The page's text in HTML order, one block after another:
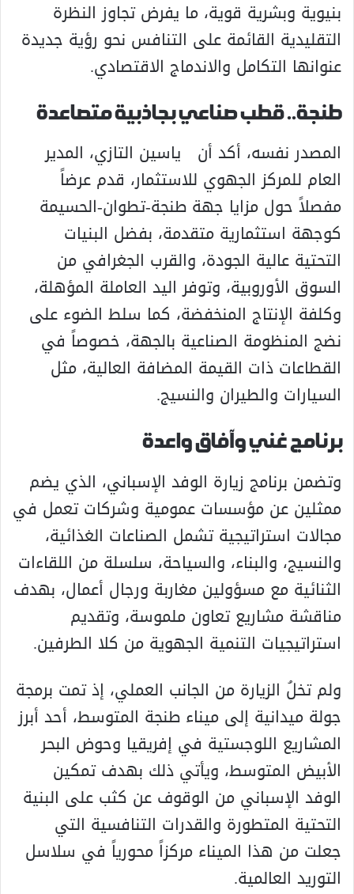
بنيوية وبشرية قوية، ما يفرض تجاوز النظرة
التقليدية القائمة على التنافس نحو رؤية جديدة
عنوانها التكامل والاندماج الاقتصادي.
طنجة.. قطب صناعي بجاذبية متصاعدة
المصدر نفسه، أكد أن ياسين التازي، المدير
العام للمركز الجهوي للاستثمار، قدم عرضاً
مفصلاً حول مزايا جهة طنجة-تطوان-الحسيمة
كوجهة استثمارية متقدمة، بفضل البنيات
التحتية عالية الجودة، والقرب الجغرافي من
السوق الأوروبية، وتوفر اليد العاملة المؤهلة،
وكلفة الإنتاج المنخفضة، كما سلط الضوء على
نضج المنظومة الصناعية بالجهة، خصوصاً في
القطاعات ذات القيمة المضافة العالية، مثل
السيارات والطيران والنسيج.
برنامج غني وآفاق واعدة
وتضمن برنامج زيارة الوفد الإسباني، الذي يضم
ممثلين عن مؤسسات عمومية وشركات تعمل في
مجالات استراتيجية تشمل الصناعات الغذائية،
والنسيج، والبناء، والسياحة، سلسلة من اللقاءات
الثنائية مع مسؤولين مغاربة ورجال أعمال، بهدف
مناقشة مشاريع تعاون ملموسة، وتقديم
استراتيجيات التنمية الجهوية من كلا الطرفين.
ولم تخلُ الزيارة من الجانب العملي، إذ تمت برمجة
جولة ميدانية إلى ميناء طنجة المتوسط، أحد أبرز
المشاريع اللوجستية في إفريقيا وحوض البحر
الأبيض المتوسط، ويأتي ذلك بهدف تمكين
الوفد الإسباني من الوقوف عن كثب على البنية
التحتية المتطورة والقدرات التنافسية التي
جعلت من هذا الميناء مركزاً محورياً في سلاسل
التوريد العالمية.